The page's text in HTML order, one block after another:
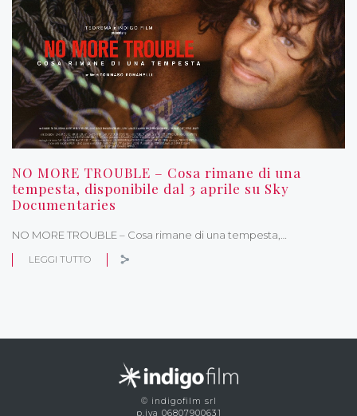
NO MORE TROUBLE – Cosa rimane di una
tempesta, disponibile dal 3 aprile su Sky
Documentaries
NO MORE TROUBLE – Cosa rimane di una tempesta,…
LEGGI TUTTO
© indigofilm srl
p.iva 06807900631